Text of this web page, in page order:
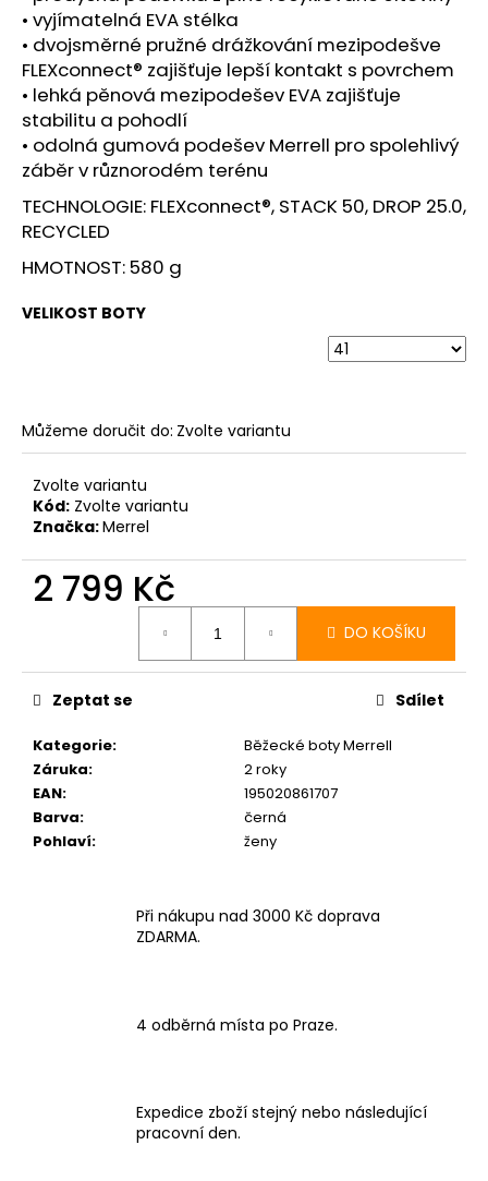
• vyjímatelná EVA stélka
• dvojsměrné pružné drážkování mezipodešve
FLEXconnect® zajišťuje lepší kontakt s povrchem
• lehká pěnová mezipodešev EVA zajišťuje
stabilitu a pohodlí
• odolná gumová podešev Merrell pro spolehlivý
záběr v různorodém terénu
TECHNOLOGIE: FLEXconnect®, STACK 50, DROP 25.0,
RECYCLED
HMOTNOST: 580 g
VELIKOST BOTY
Můžeme doručit do: Zvolte variantu
Zvolte variantu
Kód: Zvolte variantu
Značka:Merrel
2 799 Kč
DO KOŠÍKU
Kategorie:
Běžecké boty Merrell
Záruka:
2 roky
EAN:
195020861707
Barva:
černá
Pohlaví: ženy
Zeptat se Sdílet
Při nákupu nad 3000 Kč doprava
ZDARMA.
4 odběrná místa po Praze.
Expedice zboží stejný nebo následující
pracovní den.
PRO
WHITE/MUTANT
4
190
Kč
Původně:
5
979